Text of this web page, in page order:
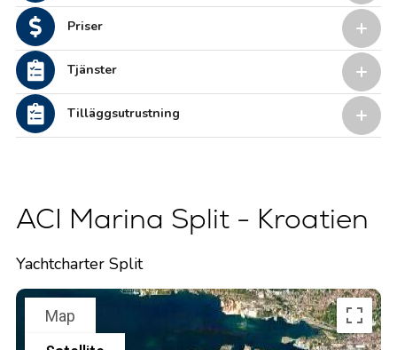
Priser
Tjänster
Tilläggsutrustning
ACI Marina Split - Kroatien
Yachtcharter Split
Map